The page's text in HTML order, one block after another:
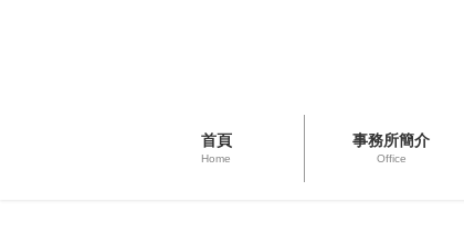
首頁
Home
事務所簡介
Office